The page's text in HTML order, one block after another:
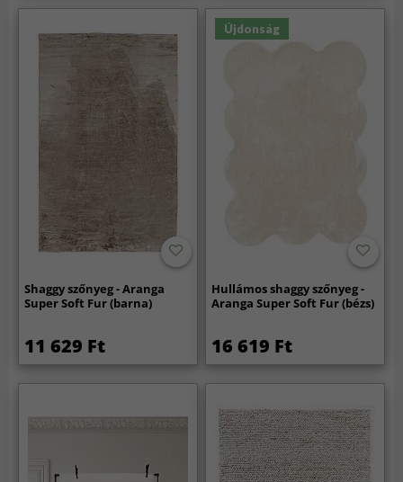
Shaggy szőnyeg - Aranga
Super Soft Fur (barna)
11 629 Ft
Újdonság
Hullámos shaggy szőnyeg -
Aranga Super Soft Fur (bézs)
16 619 Ft